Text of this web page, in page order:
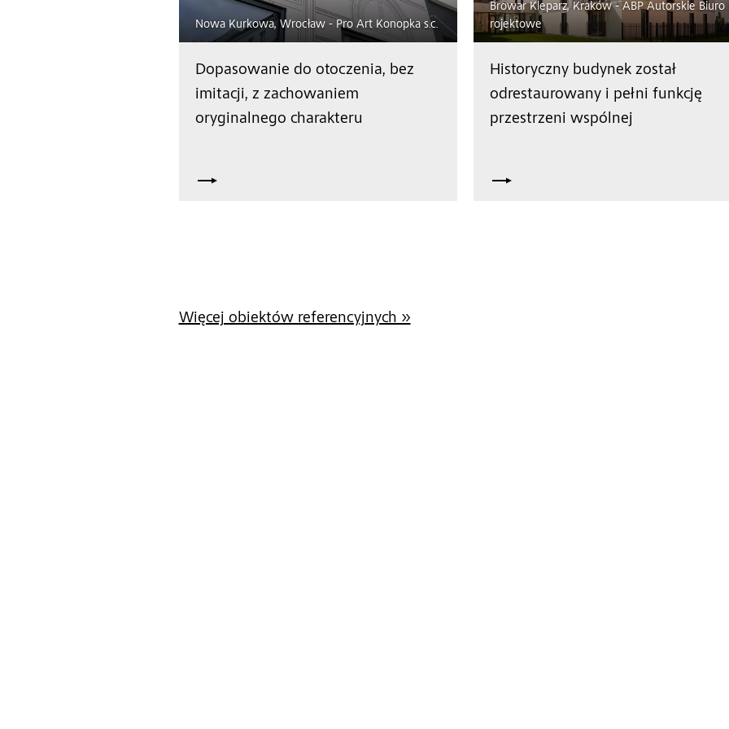
Dopasowanie do otoczenia, bez
imitacji, z zachowaniem
oryginalnego charakteru
Nowa Kurkowa, Wrocław - Pro Art Konopka s.c.
Historyczny budynek został
odrestaurowany i pełni funkcję
przestrzeni wspólnej
Browar Kleparz, Kraków - ABP Autorskie Biuro
rojektowe
Więcej obiektów referencyjnych »